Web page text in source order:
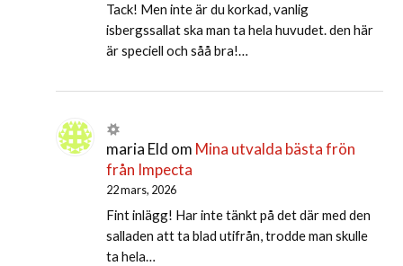
Tack! Men inte är du korkad, vanlig
isbergssallat ska man ta hela huvudet. den här
är speciell och såå bra!…
maria Eld om Mina utvalda bästa frön
från Impecta
22 mars, 2026
Fint inlägg! Har inte tänkt på det där med den
salladen att ta blad utifrån, trodde man skulle
ta hela…